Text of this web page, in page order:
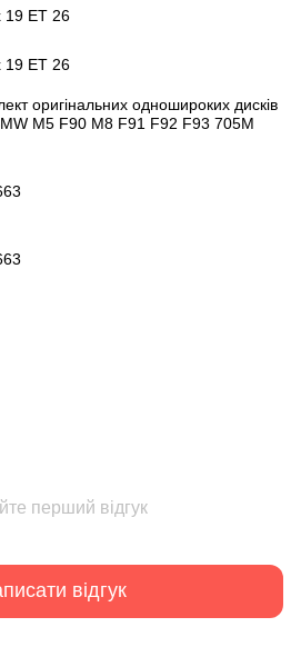
19 ET 26
19 ET 26
оригінальних одношироких дисків
M5 F90 M8 F91 F92 F93 705M
перший відгук
відгук